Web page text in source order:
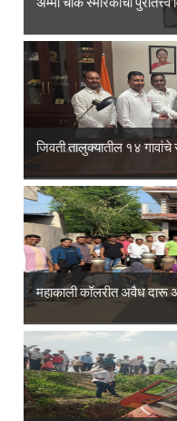
जिवती तालुक्यातील १४ गावांचे
महाकाली कॉलरीत अवैध दारू